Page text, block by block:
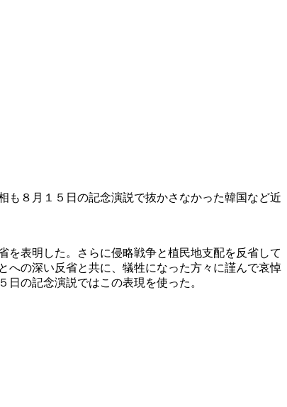
も８月１５日の記念演説で抜かさなかった韓国など近
表明した。さらに侵略戦争と植民地支配を反省して
への深い反省と共に、犠牲になった方々に謹んで哀悼
の記念演説ではこの表現を使った。